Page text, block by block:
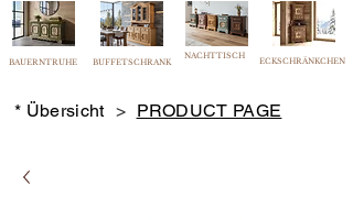
BAUERNTRUHE BUFFETSCHRANK
NACHTTISCH
ECKSCHRÄNKCHEN
* Übersicht > PRODUCT PAGE